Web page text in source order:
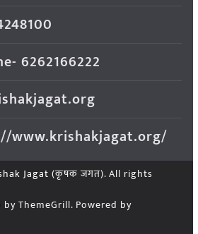
6262166222
www.krishakjagat.org/
Jagat (कृषक जगत). All rights
by ThemeGrill. Powered by